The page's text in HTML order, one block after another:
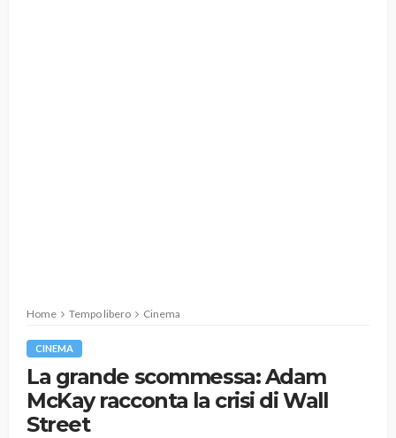
Home Tempo libero Cinema
CINEMA
La grande scommessa: Adam
McKay racconta la crisi di Wall
Street